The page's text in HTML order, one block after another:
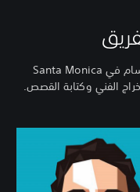
لقد تحدثنا إلى عشرة مطورين من عدة أقسام في Santa Monica